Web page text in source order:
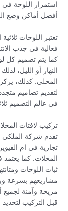
استمرار اللوحة
أفضل أماكن وضع
تعتبر اللوحات
فعالية في جذب
كما يتم تصميم كل
النهار أو الليل،
المحلي. كذلك،
لتقديم تصاميم
في عالم التصميم
تركيب لافتات
تقدم شركة الملكي
تجارية في ام
المحلات. كما
ثبات اللوحات
مشاريعهم بسرعة
مريحة وآمنة لجميع
قبل التركيب لتحديد